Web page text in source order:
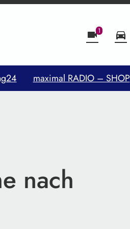
videocam1 directions_car
maximal RADIO – SHOP
nach